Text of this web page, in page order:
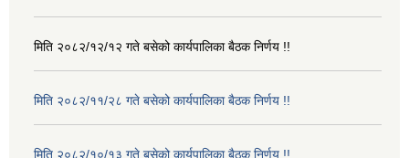
मिति २०८२/१२/१२ गते बसेको कार्यपालिका बैठक निर्णय !!
मिति २०८२/११/२८ गते बसेको कार्यपालिका बैठक निर्णय !!
मिति २०८२/१०/१३ गते बसेको कार्यपालिका बैठक निर्णय !!